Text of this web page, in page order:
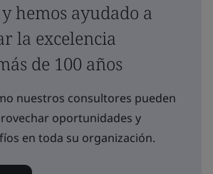
hemos ayudado a
la excelencia
de 100 años
nuestros consultores pueden
oportunidades y
en toda su organización.